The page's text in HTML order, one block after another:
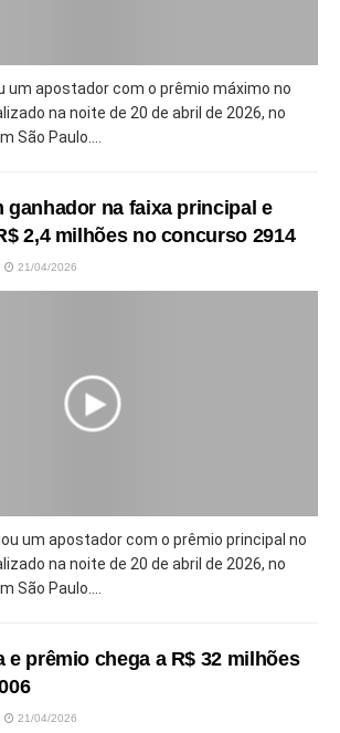
um apostador com o prêmio máximo no
na noite de 20 de abril de 2026, no
São Paulo....
ganhador na faixa principal e
2,4 milhões no concurso 2914
21/04/2026
um apostador com o prêmio principal no
na noite de 20 de abril de 2026, no
São Paulo....
e prêmio chega a R$ 32 milhões
21/04/2026